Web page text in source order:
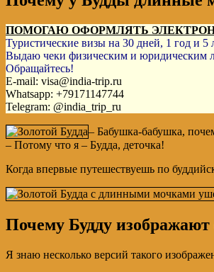
ПОМОГАЮ ОФОРМЛЯТЬ
Туристические визы на 30 дней, 1 год и 5
Выдаю чеки физическим и юридическим
Обращайтесь!
E-mail: visa@india-trip.ru
Whatsapp: +79171147744
Telegram: @india_trip_ru
– Бабушка-бабушка,
– Потому что я – Будда, деточка!
Когда впервые путешествуешь по
Почему Будду
Я знаю несколько версий такого